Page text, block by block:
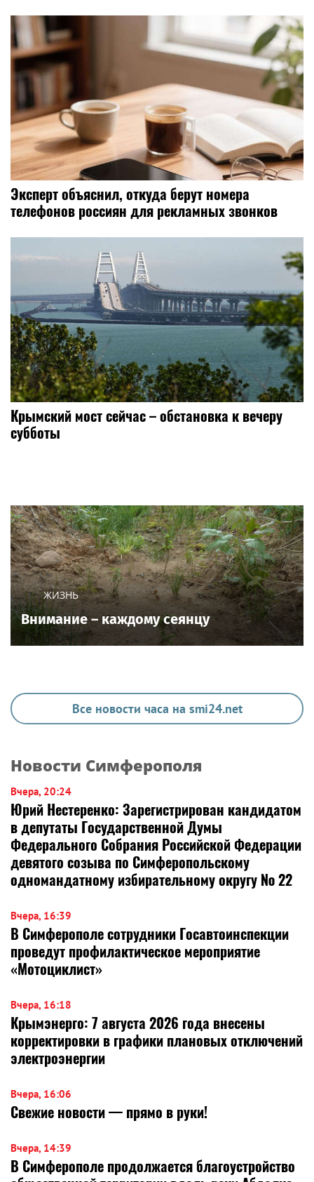
Эксперт объяснил, откуда берут номера
телефонов россиян для рекламных звонков
Крымский мост сейчас – обстановка к вечеру
субботы
ЖИЗНЬ
Внимание – каждому сеянцу
Все новости часа на smi24.net
Новости Симферополя
Вчера, 20:24
Юрий Нестеренко: Зарегистрирован кандидатом
в депутаты Государственной Думы
Федерального Собрания Российской Федерации
девятого созыва по Симферопольскому
одномандатному избирательному округу № 22
Вчера, 16:39
В Симферополе сотрудники Госавтоинспекции
проведут профилактическое мероприятие
«Мотоциклист»
Вчера, 16:18
Крымэнерго: 7 августа 2026 года внесены
корректировки в графики плановых отключений
электроэнергии
Вчера, 16:06
Свежие новости — прямо в руки!
Вчера, 14:39
В Симферополе продолжается благоустройство